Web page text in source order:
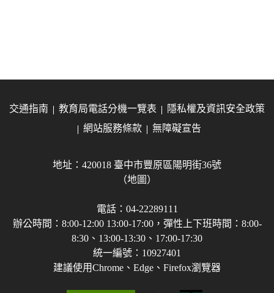
交通指南 教育局電話分機一覽表
隱私權及資訊安全政策
網站服務條款
無障礙宣告
地址：420018 臺中市豐原區陽明街36號
（地圖）
電話：04-22289111
辦公時間：8:00-12:00 13:00-17:00，彈性上下班時間：8:00-
8:30、13:00-13:30、17:00-17:30
統一編號：10927401
建議使用Chrome、Edge、Firefox瀏覽器